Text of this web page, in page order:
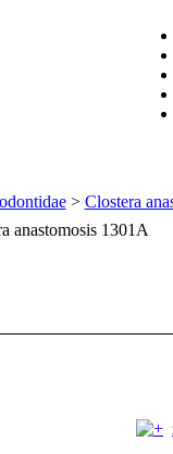
> Clostera
anastomosis 1301A